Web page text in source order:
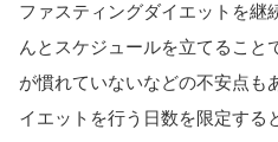
ファスティングダイエットを継
んとスケジュールを立てること
が慣れていないなどの不安点も
イエットを行う日数を限定する